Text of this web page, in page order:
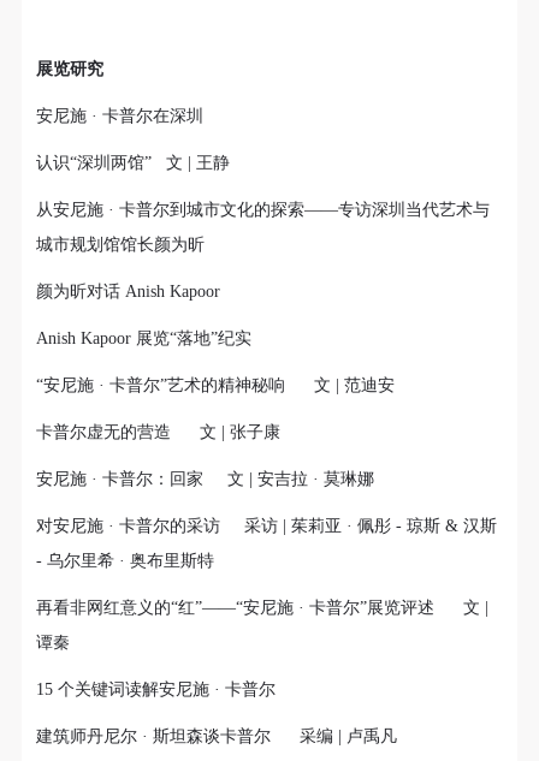
展览研究
安尼施 · 卡普尔在深圳
认识“深圳两馆” 文 | 王静
从安尼施 · 卡普尔到城市文化的探索——专访深圳当代艺术与
城市规划馆馆长颜为昕
颜为昕对话 Anish Kapoor
Anish Kapoor 展览“落地”纪实
“安尼施 · 卡普尔”艺术的精神秘响 文 | 范迪安
卡普尔虚无的营造 文 | 张子康
安尼施 · 卡普尔：回家 文 | 安吉拉 · 莫琳娜
对安尼施 · 卡普尔的采访 采访 | 茱莉亚 · 佩彤 - 琼斯 & 汉斯
- 乌尔里希 · 奥布里斯特
再看非网红意义的“红”——“安尼施 · 卡普尔”展览评述 文 |
谭秦
15 个关键词读解安尼施 · 卡普尔
建筑师丹尼尔 · 斯坦森谈卡普尔 采编 | 卢禹凡
风起，冬意浓！ 这个冬日的北京刻意显得不那么的温
暖，不禁想逃离这荒凉几日，寻一处刺眼的阳光，重
新洗礼那或许已经麻木的感官。 选择去吴哥，因为太
中国长城的雄伟、泰姬陵的细致繁复和金字塔的对称
之美全部完美的融为一体。唯有置身于吴哥王城，
在“高棉微笑”的注视下，去凝望这曾经充满战乱、杀
之外，画面被定格静止了一般，转过身即是微笑。 版
权归作者所有，任何形式转载请联系作者。 关于吴
哥，我想大约是我不必多费口舌去解释每一处寺院的
三五日去感受吴哥雄伟壮观的寺院建筑群。 这里捡几
个重要而美的分享。 冷风起，冬意浓！ 这个冬日的
北京刻意显得不那么的温暖，不禁想逃离这荒凉几
感官。 选择去吴哥，因为太想亲自去感受一下这世界
上最重要的文明古迹，它将中国长城的雄伟、泰姬陵
的细致繁复和金字塔的对称之美全部完美的融为一
体。唯有置身于吴哥王城，在“高棉微笑”的注视下，